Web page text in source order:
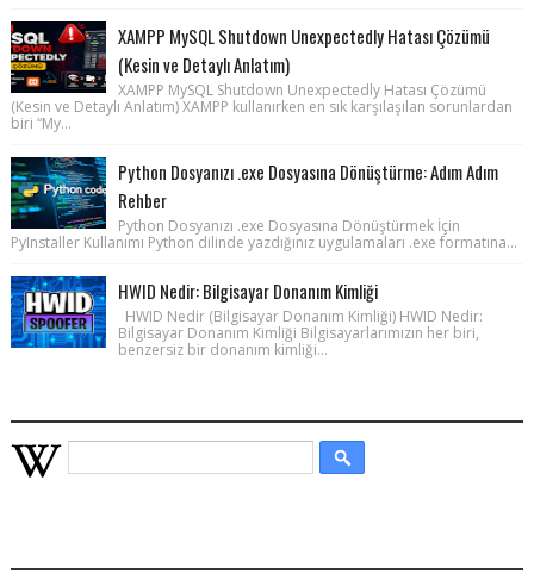
XAMPP MySQL Shutdown Unexpectedly Hatası Çözümü
(Kesin ve Detaylı Anlatım)
XAMPP MySQL Shutdown Unexpectedly Hatası Çözümü
(Kesin ve Detaylı Anlatım) XAMPP kullanırken en sık karşılaşılan sorunlardan
biri “My...
Python Dosyanızı .exe Dosyasına Dönüştürme: Adım Adım
Rehber
Python Dosyanızı .exe Dosyasına Dönüştürmek İçin
PyInstaller Kullanımı Python dilinde yazdığınız uygulamaları .exe formatına...
HWID Nedir: Bilgisayar Donanım Kimliği
HWID Nedir (Bilgisayar Donanım Kimliği) HWID Nedir:
Bilgisayar Donanım Kimliği Bilgisayarlarımızın her biri,
benzersiz bir donanım kimliği...